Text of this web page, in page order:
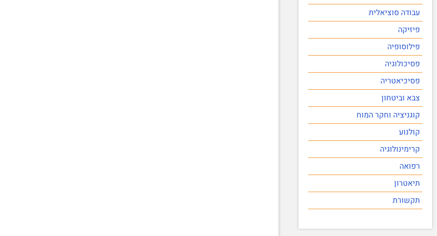
עבודה סוציאלית
פיזיקה
פילוסופיה
פסיכולוגיה
פסיכיאטריה
צבא וביטחון
קוגניציה וחקר המוח
קולנוע
קרימינולוגיה
רפואה
תיאטרון
תקשורת